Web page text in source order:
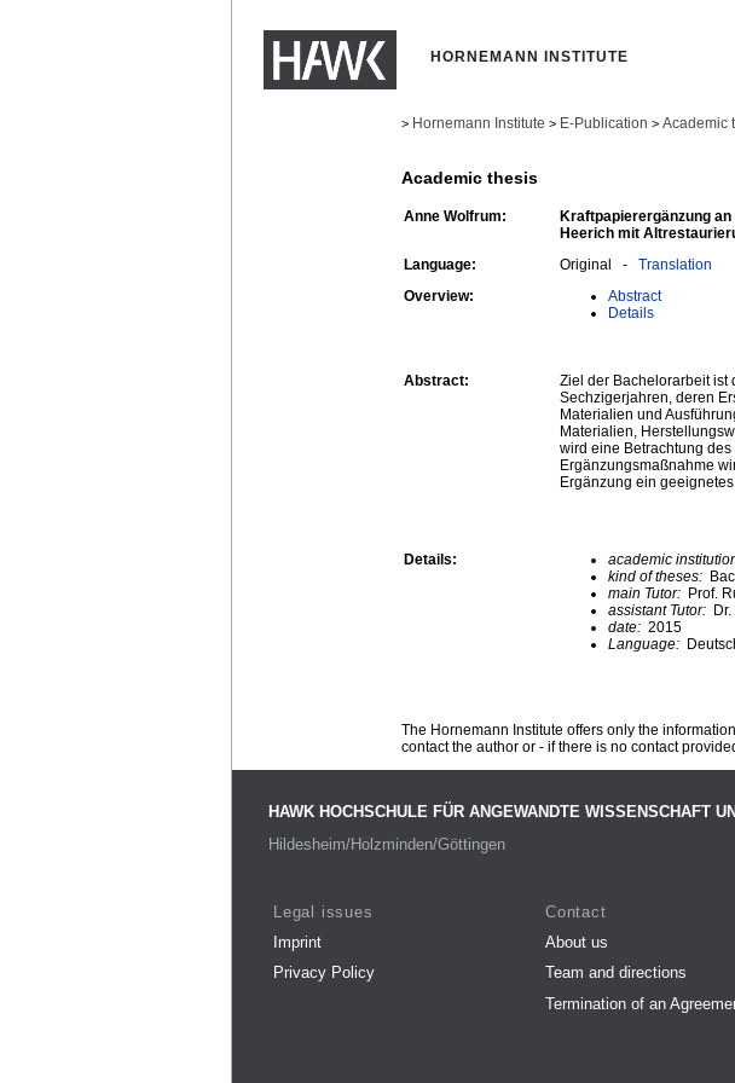
HORNEMANN INSTITUTE
> Hornemann Institute > E-Publication > Academic
Academic thesis
Anne Wolfrum:
Kraftpapierergänzung
Heerich mit
Language: Original - Translation
Overview:
Abstract
Details
Abstract:
Ziel der Bachelorarbeit ist
Sechzigerjahren, deren
Materialien und
Materialien,
wird eine Betrachtung
Ergänzungsmaßnahme
Ergänzung ein
Details: academic
kind of theses:
main Tutor: Prof.
assistant Tutor:
date: 2015
Language:
The Hornemann Institute offers only the
contact the author or - if there is no contact
HAWK HOCHSCHULE FÜR ANGEWANDTE WISSENSCHAFT
Hildesheim/Holzminden/Göttingen
Legal issues
Imprint
Privacy Policy
Contact
About us
Team and directions
Termination of an